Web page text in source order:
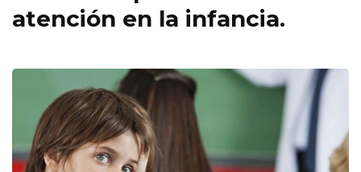
atención en la infancia.